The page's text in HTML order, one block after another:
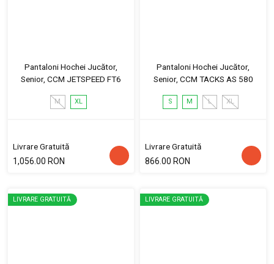
Pantaloni Hochei Jucător,
Senior, CCM JETSPEED FT6
M XL
Livrare Gratuită
1,056.00 RON
Pantaloni Hochei Jucător,
Senior, CCM TACKS AS 580
S M L XL
Livrare Gratuită
866.00 RON
LIVRARE GRATUITĂ LIVRARE GRATUITĂ